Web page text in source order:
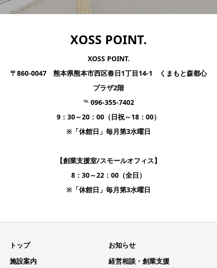
XOSS POINT.
XOSS POINT.
〒860-0047 熊本県熊本市西区春日1丁目14-1 くまもと森都心
プラザ2階
℡ 096-355-7402
9：30～20：00（日祝～18：00）
※「休館日」毎月第3水曜日
【創業支援室/スモールオフィス】
8：30～22：00（全日）
※「休館日」毎月第3水曜日
トップ
お知らせ
施設案内
経営相談・創業支援